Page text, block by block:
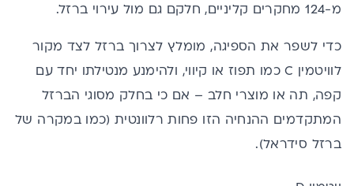
מ-124 מחקרים קליניים, חלקם גם מול עירוי ברזל.
כדי לשפר את הספיגה, מומלץ לצרוך ברזל לצד מקור
לוויטמין C כמו תפוז או קיווי, ולהימנע מנטילתו יחד עם
קפה, תה או מוצרי חלב – אם כי בחלק מסוגי הברזל
המתקדמים ההנחיה הזו פחות רלוונטית (כמו במקרה של
ברזל סידראל).